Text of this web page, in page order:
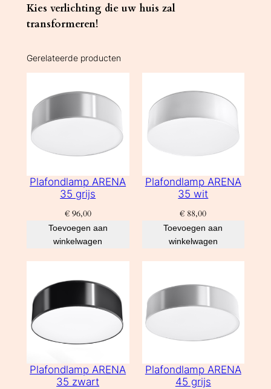
Kies verlichting die uw huis zal
transformeren!
Gerelateerde producten
Plafondlamp ARENA
35 grijs
€96,00
Toevoegen aan
winkelwagen
Plafondlamp ARENA
35 wit
€ 88,00
Toevoegen aan
winkelwagen
Plafondlamp ARENA
35 zwart
Plafondlamp ARENA
45 grijs